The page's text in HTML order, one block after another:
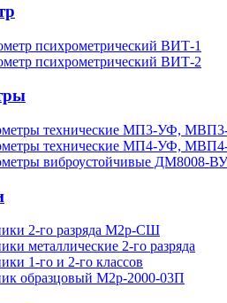
психрометрический ВИТ-1
психрометрический ВИТ-2
технические МП3-УФ,
технические МП4-УФ,
виброустойчивые
2-го разряда М2р-СШ
металлические 2-го разряда
1-го и 2-го классов
образцовый М2р-2000-03П